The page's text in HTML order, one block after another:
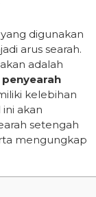
digunakan
arus searah.
adalah
penyearah
kelebihan
akan
setengah
mengungkap